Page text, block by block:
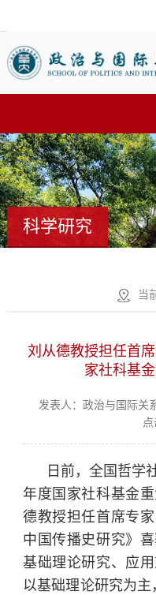
科学研究
当
刘从德教授担任首
家社科基
发表人：政治与国际关
点
日前，全国哲学
年度国家社科基金
德教授担任首席专
中国传播史研究》
基础理论研究、应
以基础理论研究为